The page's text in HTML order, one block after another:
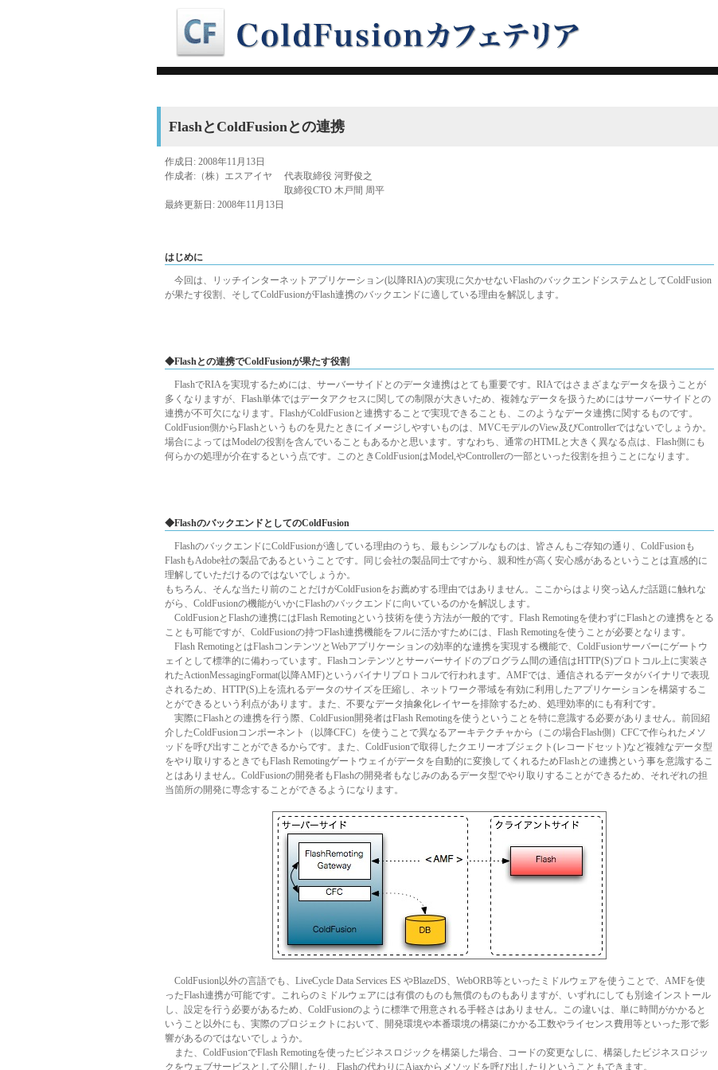
FlashとColdFusionとの連携
作成日: 2008年11月13日
作成者:（株）エスアイヤ
代表取締役 河野俊之
取締役CTO 木戸間 周平
最終更新日: 2008年11月13日
はじめに
今回は、リッチインターネットアプリケーション(以降RIA)の実現に欠かせないFlashのバックエンドシステムとしてColdFusion
が果たす役割、そしてColdFusionがFlash連携のバックエンドに適している理由を解説します。
◆Flashとの連携でColdFusionが果たす役割
FlashでRIAを実現するためには、サーバーサイドとのデータ連携はとても重要です。RIAではさまざまなデータを扱うことが
多くなりますが、Flash単体ではデータアクセスに関しての制限が大きいため、複雑なデータを扱うためにはサーバーサイドとの
連携が不可欠になります。FlashがColdFusionと連携することで実現できることも、このようなデータ連携に関するものです。
ColdFusion側からFlashというものを見たときにイメージしやすいものは、MVCモデルのView及びControllerではないでしょうか。
場合によってはModelの役割を含んでいることもあるかと思います。すなわち、通常のHTMLと大きく異なる点は、Flash側にも
何らかの処理が介在するという点です。このときColdFusionはModel,やControllerの一部といった役割を担うことになります。
◆FlashのバックエンドとしてのColdFusion
FlashのバックエンドにColdFusionが適している理由のうち、最もシンプルなものは、皆さんもご存知の通り、ColdFusionも
FlashもAdobe社の製品であるということです。同じ会社の製品同士ですから、親和性が高く安心感があるということは直感的に
理解していただけるのではないでしょうか。
もちろん、そんな当たり前のことだけがColdFusionをお薦めする理由ではありません。ここからはより突っ込んだ話題に触れな
がら、ColdFusionの機能がいかにFlashのバックエンドに向いているのかを解説します。
ColdFusionとFlashの連携にはFlash Remotingという技術を使う方法が一般的です。Flash Remotingを使わずにFlashとの連携をとる
ことも可能ですが、ColdFusionの持つFlash連携機能をフルに活かすためには、Flash Remotingを使うことが必要となります。
Flash RemotingとはFlashコンテンツとWebアプリケーションの効率的な連携を実現する機能で、ColdFusionサーバーにゲートウ
ェイとして標準的に備わっています。Flashコンテンツとサーバーサイドのプログラム間の通信はHTTP(S)プロトコル上に実装さ
れたActionMessagingFormat(以降AMF)というバイナリプロトコルで行われます。AMFでは、通信されるデータがバイナリで表現
されるため、HTTP(S)上を流れるデータのサイズを圧縮し、ネットワーク帯域を有効に利用したアプリケーションを構築するこ
とができるという利点があります。また、不要なデータ抽象化レイヤーを排除するため、処理効率的にも有利です。
実際にFlashとの連携を行う際、ColdFusion開発者はFlash Remotingを使うということを特に意識する必要がありません。前回紹
介したColdFusionコンポーネント（以降CFC）を使うことで異なるアーキテクチャから（この場合Flash側）CFCで作られたメソ
ッドを呼び出すことができるからです。また、ColdFusionで取得したクエリーオブジェクト(レコードセット)など複雑なデータ型
をやり取りするときでもFlash Remotingゲートウェイがデータを自動的に変換してくれるためFlashとの連携という事を意識するこ
とはありません。ColdFusionの開発者もFlashの開発者もなじみのあるデータ型でやり取りすることができるため、それぞれの担
当箇所の開発に専念することができるようになります。
ColdFusion以外の言語でも、LiveCycle Data Services ES やBlazeDS、WebORB等といったミドルウェアを使うことで、AMFを使
ったFlash連携が可能です。これらのミドルウェアには有償のものも無償のものもありますが、いずれにしても別途インストール
し、設定を行う必要があるため、ColdFusionのように標準で用意される手軽さはありません。この違いは、単に時間がかかると
いうこと以外にも、実際のプロジェクトにおいて、開発環境や本番環境の構築にかかる工数やライセンス費用等といった形で影
響があるのではないでしょうか。
また、ColdFusionでFlash Remotingを使ったビジネスロジックを構築した場合、コードの変更なしに、構築したビジネスロジッ
クをウェブサービスとして公開したり、Flashの代わりにAjaxからメソッドを呼び出したりということもできます。